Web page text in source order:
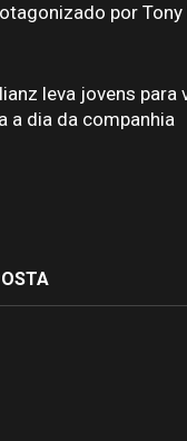
por Tony
leva jovens para
a dia da companhia